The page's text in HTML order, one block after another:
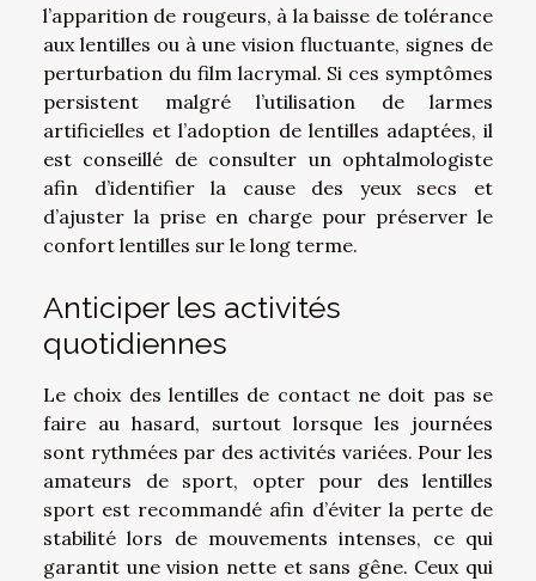
l’apparition de rougeurs, à la baisse de tolérance
aux lentilles ou à une vision fluctuante, signes de
perturbation du film lacrymal. Si ces symptômes
persistent malgré l’utilisation de larmes
artificielles et l’adoption de lentilles adaptées, il
est conseillé de consulter un ophtalmologiste
afin d’identifier la cause des yeux secs et
d’ajuster la prise en charge pour préserver le
confort lentilles sur le long terme.
Anticiper les activités
quotidiennes
Le choix des lentilles de contact ne doit pas se
faire au hasard, surtout lorsque les journées
sont rythmées par des activités variées. Pour les
amateurs de sport, opter pour des lentilles
sport est recommandé afin d’éviter la perte de
stabilité lors de mouvements intenses, ce qui
garantit une vision nette et sans gêne. Ceux qui